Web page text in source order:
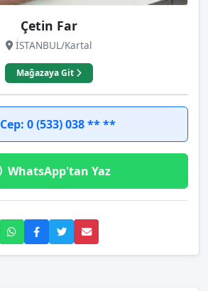
Çetin Far
İSTANBUL/Kartal
Mağazaya Git
Cep: 0 (533) 038 ** **
WhatsApp'tan Yaz